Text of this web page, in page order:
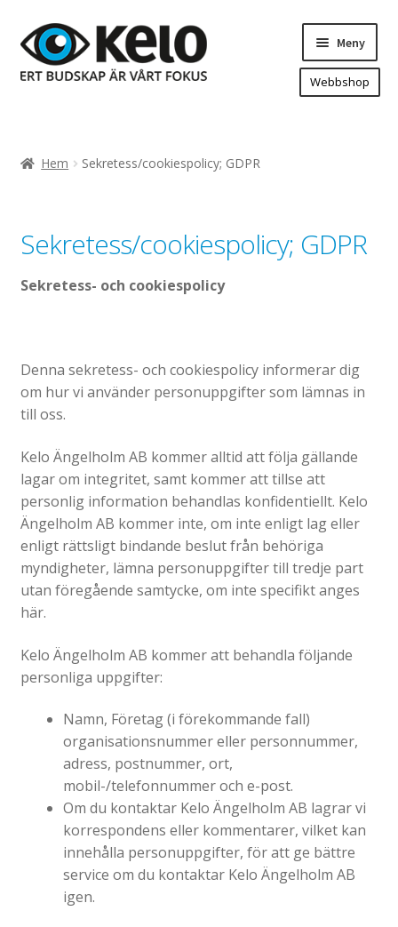
Hoppa
till
navigering
Hoppa
till
innehåll
Meny
Arenareklam
Dekaler och magnetskyltar
Flaggor, Roll-ups mm.
Frigolit och akrylskyltar
Fönsterdekor, dekor, sol-säkerhetsfilm
Gravyr till industrin
Gravyr namnskyltar, plaketter mm
Ljus/LED/Profilskyltar
Stolpskyltar och pyloner i Skåne
Skyltsystem
Smidesskyltar, gjutna skyltar
Taktila skyltar
Tillgänglighet, kontrastmarkeringar
Om oss
Tjänster
Katalog standardskyltar
Köpvillkor Webbshop
Sekretess/cookiespolicy; GDPR
Kontakt
Webbshop
Hem Sekretess/cookiespolicy; GDPR
Sekretess/cookiespolicy; GDPR
Sekretess- och cookiespolicy
Denna sekretess- och cookiespolicy informerar dig
om hur vi använder personuppgifter som lämnas in
till oss.
Kelo Ängelholm AB kommer alltid att följa gällande
lagar om integritet, samt kommer att tillse att
personlig information behandlas konfidentiellt. Kelo
Ängelholm AB kommer inte, om inte enligt lag eller
enligt rättsligt bindande beslut från behöriga
myndigheter, lämna personuppgifter till tredje part
utan föregående samtycke, om inte specifikt anges
här.
Kelo Ängelholm AB kommer att behandla följande
personliga uppgifter:
Namn, Företag (i förekommande fall)
organisationsnummer eller personnummer,
adress, postnummer, ort,
mobil-/telefonnummer och e-post.
Om du kontaktar Kelo Ängelholm AB lagrar vi
korrespondens eller kommentarer, vilket kan
innehålla personuppgifter, för att ge bättre
service om du kontaktar Kelo Ängelholm AB
igen.